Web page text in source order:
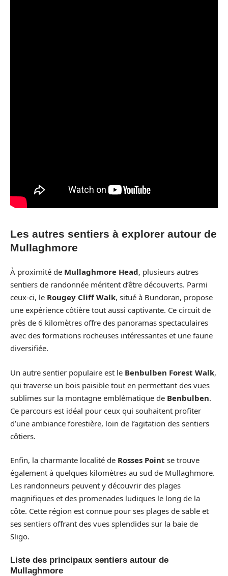
Les autres sentiers à explorer autour de
Mullaghmore
À proximité de Mullaghmore Head, plusieurs autres
sentiers de randonnée méritent d’être découverts. Parmi
ceux-ci, le Rougey Cliff Walk, situé à Bundoran, propose
une expérience côtière tout aussi captivante. Ce circuit de
près de 6 kilomètres offre des panoramas spectaculaires
avec des formations rocheuses intéressantes et une faune
diversifiée.
Un autre sentier populaire est le Benbulben Forest Walk,
qui traverse un bois paisible tout en permettant des vues
sublimes sur la montagne emblématique de Benbulben.
Ce parcours est idéal pour ceux qui souhaitent profiter
d’une ambiance forestière, loin de l’agitation des sentiers
côtiers.
Enfin, la charmante localité de Rosses Point se trouve
également à quelques kilomètres au sud de Mullaghmore.
Les randonneurs peuvent y découvrir des plages
magnifiques et des promenades ludiques le long de la
côte. Cette région est connue pour ses plages de sable et
ses sentiers offrant des vues splendides sur la baie de
Sligo.
Liste des principaux sentiers autour de
Mullaghmore